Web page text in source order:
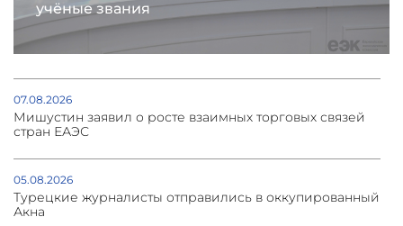
учёные звания
07.08.2026
Мишустин заявил о росте взаимных торговых связей
стран ЕАЭС
05.08.2026
Турецкие журналисты отправились в оккупированный
Акна